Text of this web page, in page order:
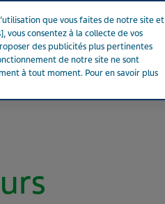
que vous faites de notre site et
consentez à la collecte de vos
des publicités plus pertinentes
de notre site ne sont
à tout moment. Pour en savoir plus